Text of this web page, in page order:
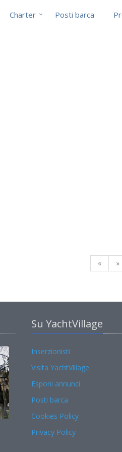
Charter Posti barca
« »
Su YachtVillage
Inserzionisti
Visita YachtVillage
Esponi annunci
Posti barca
Cookies Policy
Privacy Policy